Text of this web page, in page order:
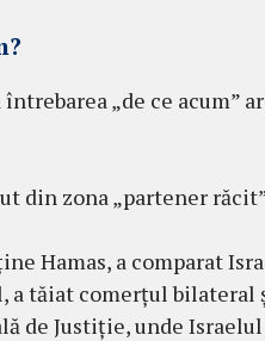
întrebarea „de ce
din zona „partener
Hamas, a comparat
a tăiat comerțul
de Justiție, unde